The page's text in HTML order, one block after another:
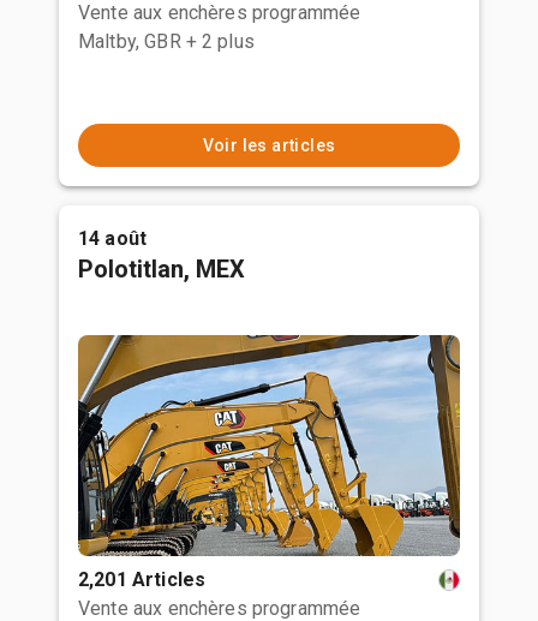
Vente aux enchères programmée
Maltby, GBR + 2 plus
Voir les articles
14 août
Polotitlan, MEX
2,201 Articles
Vente aux enchères programmée